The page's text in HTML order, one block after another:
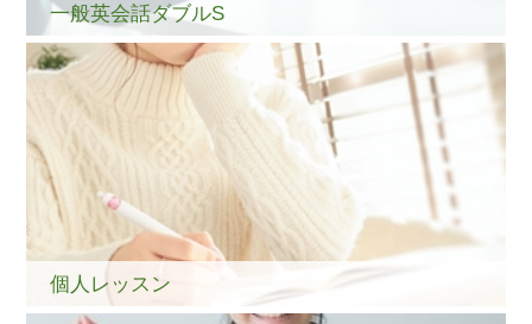
一般英会話ダブルS
個人レッスン